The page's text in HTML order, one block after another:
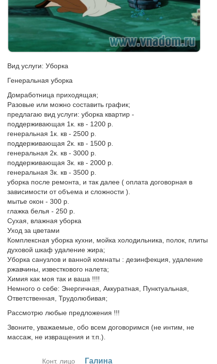
Вид услуги: Уборка
Генеральная уборка
Домработница приходящая;
Разовые или можно составить график;
предлагаю вид услуги: уборка квартир -
поддерживающая 1к. кв - 1200 р.
генеральная 1к. кв - 2500 р.
поддерживающая 2к. кв - 1500 р.
генеральная 2к. кв - 3000 р.
поддерживающая 3к. кв - 2000 р.
генеральная 3к. кв - 3500 р.
уборка после ремонта, и так далее ( оплата договорная в
зависимости от объема и сложности ).
мытье окон - 300 р.
глажка белья - 250 р.
Сухая, влажная уборка
Уход за цветами
Комплексная уборка кухни, мойка холодильника, полок, плиты
духовой шкаф удаление жира;
Уборка санузлов и ванной комнаты : дезинфекция, удаление
ржавчины, известкового налета;
Химия как моя так и ваша !!!!
Немного о себе: Энергичная, Аккуратная, Пунктуальная,
Ответственная, Трудолюбивая;
Рассмотрю любые предложения !!!
Звоните, уважаемые, обо всем договоримся (не интим, не
массаж, не извращения и т.п.).
Конт. лицо Га­ли­на